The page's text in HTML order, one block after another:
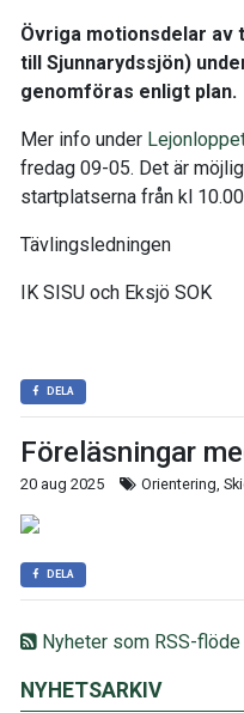
Nyheter som RSS-flöde
NYHETSARKIV
Övriga motionsdelar av
till Sjunnarydssjön)
genomföras enligt plan.
Mer info under
fredag 09-05. Det är
startplatserna från kl
Tävlingsledningen
IK SISU och Eksjö SOK
DELA
Föreläsningar
20 aug 2025 Orientering,
DELA